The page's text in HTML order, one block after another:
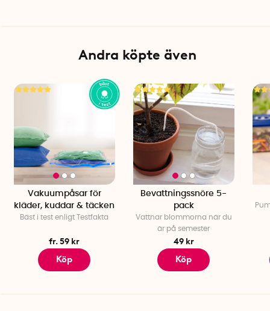
Andra köpte även
Vakuumpåsar för
kläder, kuddar & täcken
Bäst i test enligt Testfakta
fr. 59 kr
Köp
Bevattningssnöre 5-
pack
Vattnar blommorna när du
är på semester
49 kr
Köp